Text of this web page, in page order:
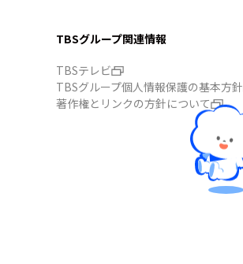
TBSグループ関連情報
TBSテレビ
TBSグループ個人情報保護の基本方針
著作権とリンクの方針について